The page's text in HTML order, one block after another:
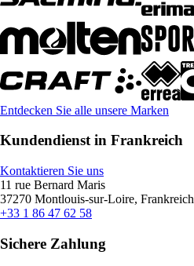
Entdecken Sie alle unsere Marken
Kundendienst in Frankreich
Kontaktieren Sie uns
11 rue Bernard Maris
37270 Montlouis-sur-Loire, Frankreich
+33 1 86 47 62 58
Sichere Zahlung